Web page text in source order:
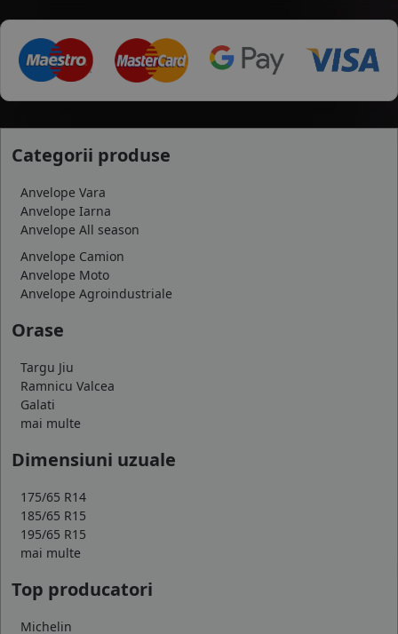
Categorii produse
Anvelope Vara
Anvelope Iarna
Anvelope All season
Anvelope Camion
Anvelope Moto
Anvelope Agroindustriale
Orase
Targu Jiu
Ramnicu Valcea
Galati
mai multe
Dimensiuni uzuale
175/65 R14
185/65 R15
195/65 R15
mai multe
Top producatori
Michelin